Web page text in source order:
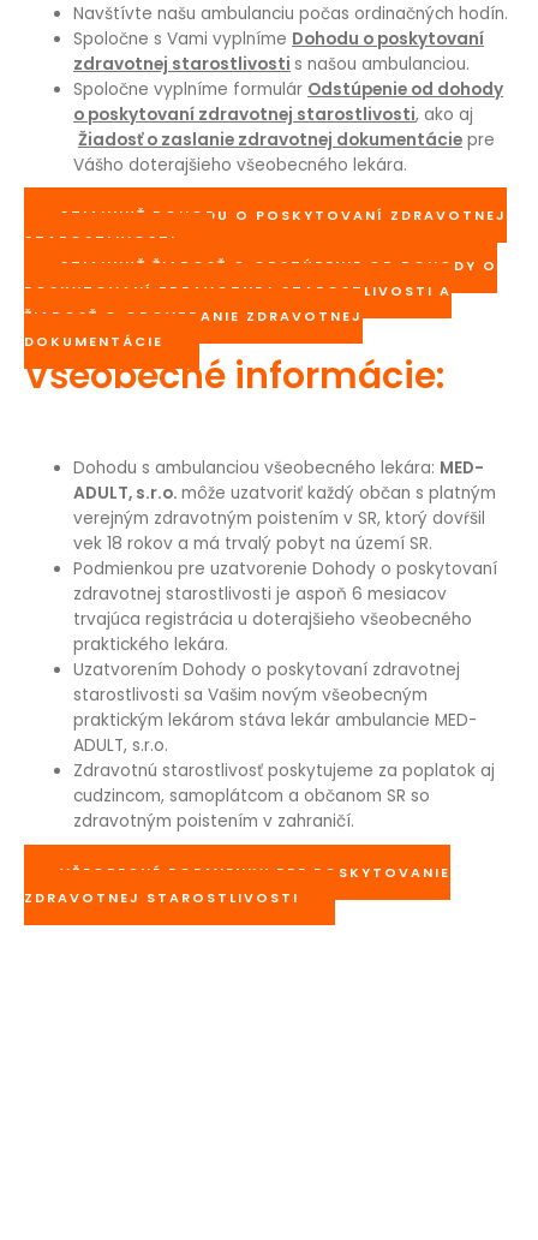
Navštívte našu ambulanciu počas ordinačných hodín.
Spoločne s Vami vyplníme Dohodu o poskytovaní
zdravotnej starostlivosti s našou ambulanciou.
Spoločne vyplníme formulár Odstúpenie od dohody
o poskytovaní zdravotnej starostlivosti, ako aj
Žiadosť o zaslanie zdravotnej dokumentácie pre
Vášho doterajšieho všeobecného lekára.
STIAHNUŤ DOHODU O POSKYTOVANÍ ZDRAVOTNEJ
STAROSTLIVOSTI
STIAHNUŤ ŽIADOSŤ O ODSTÚPENIE OD DOHODY O
POSKYTOVANÍ ZDRAVOTNEJ STAROSTLIVOSTI A
ŽIADOSŤ O ODOVZDANIE ZDRAVOTNEJ
DOKUMENTÁCIE
Všeobecné informácie:
Dohodu s ambulanciou všeobecného lekára: MED-
ADULT, s.r.o.môže uzatvoriť každý občan s platným
verejným zdravotným poistením v SR, ktorý dovŕšil
vek 18 rokov a má trvalý pobyt na území SR.
Podmienkou pre uzatvorenie Dohody o poskytovaní
zdravotnej starostlivosti je aspoň 6 mesiacov
trvajúca registrácia u doterajšieho všeobecného
praktického lekára.
Uzatvorením Dohody o poskytovaní zdravotnej
starostlivosti sa Vašim novým všeobecným
praktickým lekárom stáva lekár ambulancie MED-
ADULT, s.r.o.
Zdravotnú starostlivosť poskytujeme za poplatok aj
cudzincom, samoplátcom a občanom SR so
zdravotným poistením v zahraničí.
VŠEOBECNÉ PODMIENKY PRE POSKYTOVANIE
ZDRAVOTNEJ STAROSTLIVOSTI